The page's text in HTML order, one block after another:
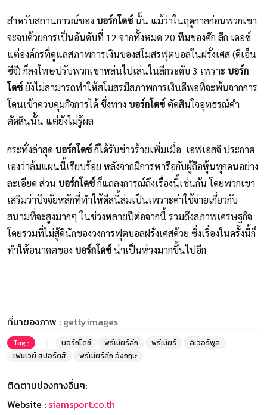
สำหรับสถานการณ์ของ บอร์กโดซ์นั้น แม้ว่าในฤดูกาลก่อนพวกเขา
จะจบด้วยการเป็นอันดับที่ 12 จากทั้งหมด 20 ทีมของศึก ลีก เดอซ์
แต่องค์กรที่ดูแลสภาพการเงินของสโมสรฟุตบอลในฝรั่งเศส (ดีเอ็น
ซีจี) ก็ลงโทษปรับพวกเขาหล่นไปเล่นในลีกระดับ 3 เพราะ บอร์ก
โดซ์ยังไม่สามารถทำให้สโมสรมีสภาพการเงินดีพอที่จะพ้นจากการ
โดนเข้าควบคุมกิจการได้ ซึ่งทาง บอร์กโดซ์ตัดสินใจอุทธรณ์คำ
ตัดสินนั้น แต่ยังไม่รู้ผล
กระทั่งล่าสุด บอร์กโดซ์ก็ได้รับข่าวร้ายเพิ่มเมื่อ เอฟเอสจี ประกาศ
เองว่าล้มแผนนี้เรียบร้อย หลังจากมีการหารือกับผู้ถือหุ้นทุกคนอย่าง
ละเอียด ส่วน บอร์กโดซ์ก็แถลงการณ์ถึงเรื่องนี้เช่นกัน โดยพวกเขา
เสริมว่าปัจจัยหลักที่ทำให้ดีลนี้ล่มเป็นเพราะค่าใช้จ่ายเกี่ยวกับ
สนามที่จะสูงมากๆ ในช่วงหลายปีต่อจากนี้ รวมถึงสภาพเศรษฐกิจ
โดยรวมที่ไม่สู้ดีนักของวงการฟุตบอลฝรั่งเศสด้วย ซึ่งเรื่องในครั้งนี้ก็
ทำให้อนาคตของ บอร์กโดซ์น่าเป็นห่วงมากขึ้นไปอีก
ที่มาของภาพ : gettyimages
Tag : บอร์กโดซ์ พรีเมียร์ลีก พรีเมียร์
ลิเวอร์พูล
เฟนเวย์ สปอร์ตส์
พรีเมียร์ลีก อังกฤษ
ติดตามช่องทางอื่นๆ:
Website : siamsport.co.th